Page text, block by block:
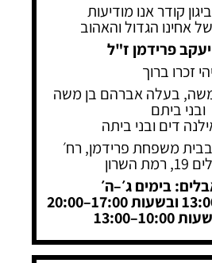
קודר אנו מודיעות
אחינו הגדול והאהוב
פרידמן ז"ל
זכרו ברוך
משה, בעלה אברהם בן משה
ובני ביתם
דים ובני ביתה
משפחת פרידמן, רח׳
השרון
בימים ג׳–ה׳